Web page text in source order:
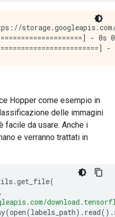
- 0s
Hopper come esempio in
delle immagini
facile da usare. Anche i
e verranno trattati in
.get_file(
,
(open(labels_path). read().